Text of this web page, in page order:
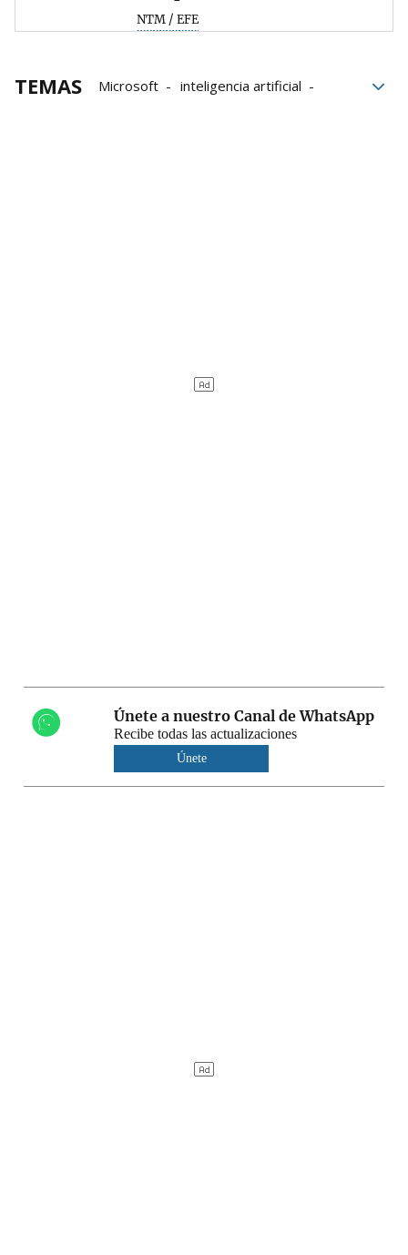
NTM / EFE
TEMAS Microsoft
inteligencia artificial
Únete a nuestro Canal de WhatsApp
Recibe todas las actualizaciones
Únete